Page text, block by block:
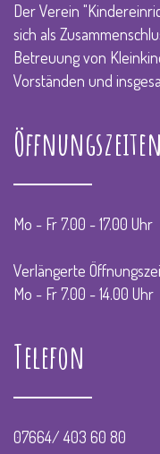
Der Verein
sich als
Betreuung von
Vorständen und
Mo - Fr 7.00 - 17.00 Uhr
Verlängerte
Mo - Fr 7.00 - 14.00 Uhr
Telefon
07664/ 403 60 80